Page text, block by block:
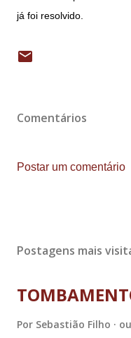
já foi resolvido.
Comentários
Postar um comentário
Postagens mais
Por Sebastião Filho